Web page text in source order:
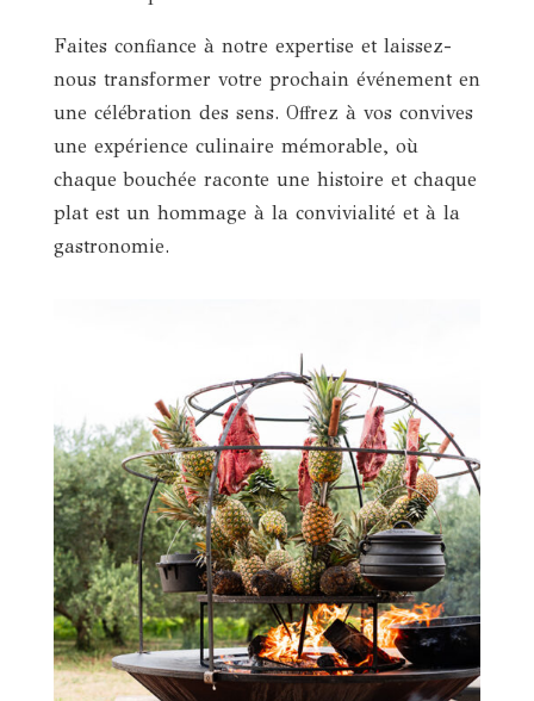
Faites confiance à notre expertise et laissez-
nous transformer votre prochain événement en
une célébration des sens. Offrez à vos convives
une expérience culinaire mémorable, où
chaque bouchée raconte une histoire et chaque
plat est un hommage à la convivialité et à la
gastronomie.